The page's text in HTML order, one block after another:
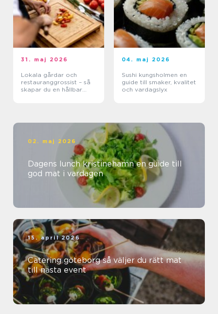
31. maj 2026
Lokala gårdar och
restauranggrossist – så
skapar du en hållbar
04. maj 2026
Sushi kungsholmen en
guide till smaker, kvalitet
och vardagslyx
02. maj 2026
Dagens lunch kristinehamn en guide till
god mat i vardagen
15. april 2026
Catering göteborg så väljer du rätt mat
till nästa event